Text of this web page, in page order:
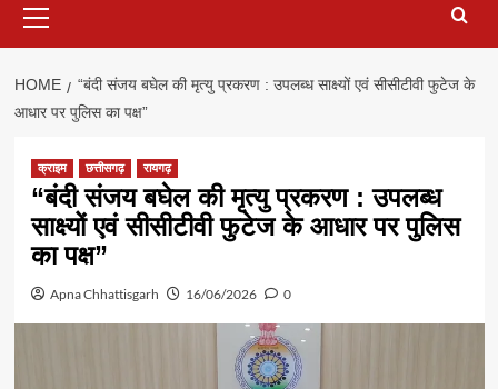
Menu
HOME
“बंदी संजय बघेल की मृत्यु प्रकरण : उपलब्ध साक्ष्यों एवं सीसीटीवी फुटेज के
आधार पर पुलिस का पक्ष”
क्राइम छत्तीसगढ़ रायगढ़
“बंदी संजय बघेल की मृत्यु प्रकरण : उपलब्ध
साक्ष्यों एवं सीसीटीवी फुटेज के आधार पर पुलिस
का पक्ष”
Apna Chhattisgarh 16/06/2026 0